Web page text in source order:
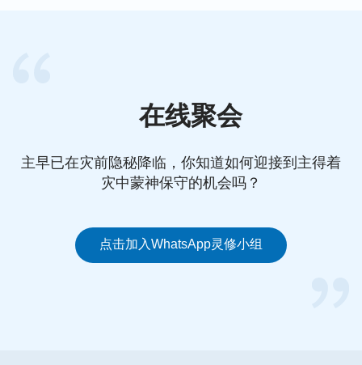
功。养殖的失败和病痛的折磨，都没有拦阻我为名利
拼搏的脚步。当看到那些曾经在世上的下层人，在直
已，开始投身于直销行业中。为了功成名就，我不顾
自己的身体，日夜忙碌着，甚至放弃做人的尊严，委
鲜花掌声后，我内心却感受不到喜乐。现在我才知
道，追求名利这条路其实就是撒但给人种下的一个陷
在线聚会
主早已在灾前隐秘降临，你知道如何迎接到主得着
灾中蒙神保守的机会吗？
点击加入WhatsApp灵修小组